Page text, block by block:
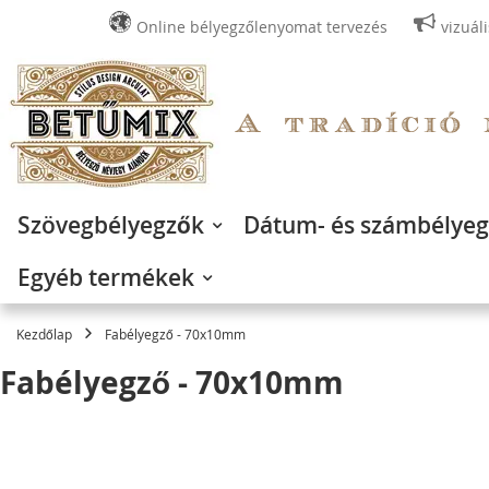
Online bélyegzőlenyomat tervezés
tartalomhoz
Szövegbélyegzők Dátum- és
Egyéb termékek
Kezdőlap Fabélyegző - 70x10mm
Fabélyegző - 70x10mm